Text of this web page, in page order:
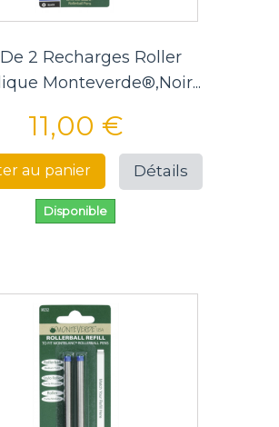
2 Recharges Roller
Monteverde®,noir...
11,00 €
au panier Détails
Disponible